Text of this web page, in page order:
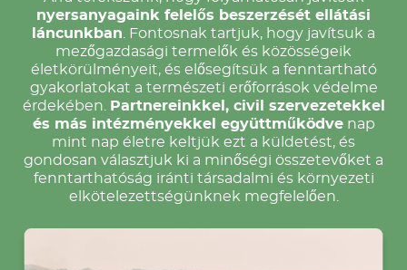
nyersanyagaink felelős beszerzését ellátási
láncunkban. Fontosnak tartjuk, hogy javítsuk a
mezőgazdasági termelők és közösségeik
életkörülményeit, és elősegítsük a fenntartható
gyakorlatokat a természeti erőforrások védelme
érdekében. Partnereinkkel, civil szervezetekkel
és más intézményekkel együttműködvenap
mint nap életre keltjük ezt a küldetést, és
gondosan választjuk ki a minőségi összetevőket a
fenntarthatóság iránti társadalmi és környezeti
elkötelezettségünknek megfelelően.